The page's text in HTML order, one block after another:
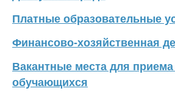
Платные образовательные
Финансово-хозяйственная
Вакантные места для
обучающихся